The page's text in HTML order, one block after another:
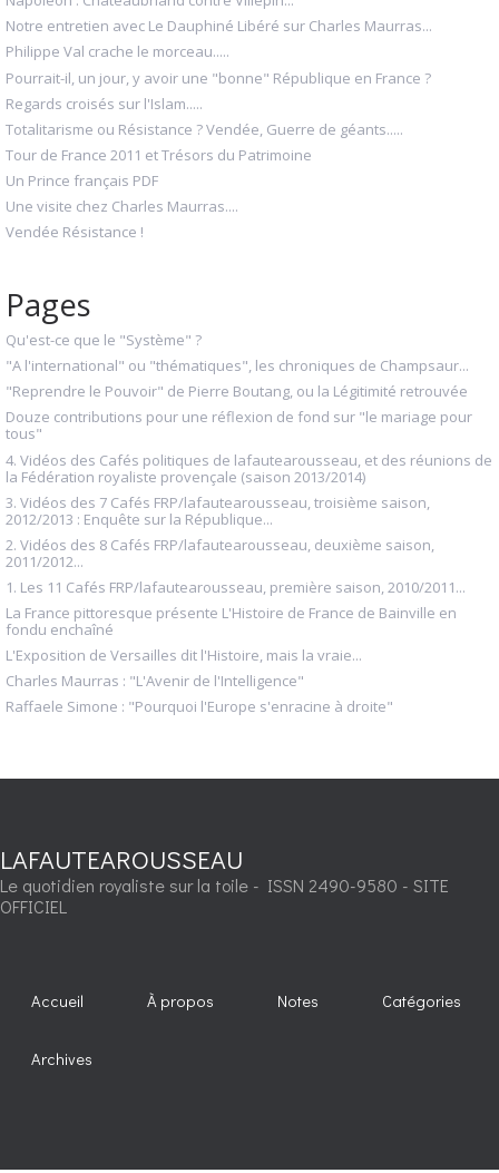
Notre entretien avec Le Dauphiné Libéré sur Charles Maurras...
Philippe Val crache le morceau.....
Pourrait-il, un jour, y avoir une "bonne" République en France ?
Regards croisés sur l'Islam.....
Totalitarisme ou Résistance ? Vendée, Guerre de géants.....
Tour de France 2011 et Trésors du Patrimoine
Un Prince français PDF
Une visite chez Charles Maurras....
Vendée Résistance !
Pages
Qu'est-ce que le "Système" ?
"A l'international" ou "thématiques", les chroniques de Champsaur...
"Reprendre le Pouvoir" de Pierre Boutang, ou la Légitimité retrouvée
Douze contributions pour une réflexion de fond sur "le mariage pour
tous"
4. Vidéos des Cafés politiques de lafautearousseau, et des réunions de
la Fédération royaliste provençale (saison 2013/2014)
3. Vidéos des 7 Cafés FRP/lafautearousseau, troisième saison,
2012/2013 : Enquête sur la République...
2. Vidéos des 8 Cafés FRP/lafautearousseau, deuxième saison,
2011/2012...
1. Les 11 Cafés FRP/lafautearousseau, première saison, 2010/2011...
La France pittoresque présente L'Histoire de France de Bainville en
fondu enchaîné
L'Exposition de Versailles dit l'Histoire, mais la vraie...
Charles Maurras : "L'Avenir de l'Intelligence"
Raffaele Simone : "Pourquoi l'Europe s'enracine à droite"
LAFAUTEAROUSSEAU
Le quotidien royaliste sur la toile - ISSN 2490-9580 - SITE
OFFICIEL
Accueil À propos Notes Catégories
Archives